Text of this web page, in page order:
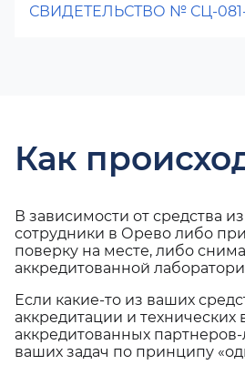
СВИДЕТЕЛЬСТВО № СЦ-
Как
В зависимости от средства
сотрудники в Орево либо
поверку на месте, либо
аккредитованной
Если какие-то из ваших
аккредитации и
аккредитованных
ваших задач по принципу